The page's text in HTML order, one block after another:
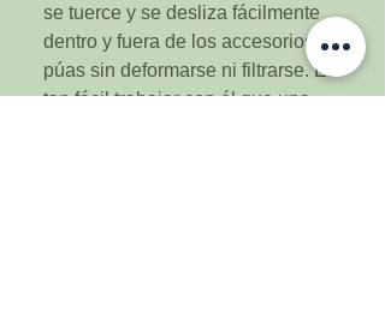
se tuerce y se desliza fácilmente
dentro y fuera de los accesorios de
púas sin deformarse ni filtrarse. Es
tan fácil trabajar con él que una